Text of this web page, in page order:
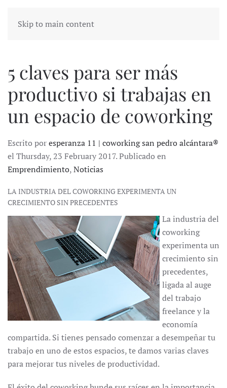
Skip to main content
5 claves para ser más
productivo si trabajas en
un espacio de coworking
Escrito poresperanza 11 | coworking san pedro alcántara®
el Thursday, 23 February 2017. Publicado en
Emprendimiento,Noticias
LA INDUSTRIA DEL COWORKING EXPERIMENTA UN
CRECIMIENTO SIN PRECEDENTES
La industria del
coworking
experimenta un
crecimiento sin
precedentes,
ligada al auge
del trabajo
freelance y la
economía
compartida. Si tienes pensado comenzar a desempeñar tu
trabajo en uno de estos espacios, te damos varias claves
para mejorar tus niveles de productividad.